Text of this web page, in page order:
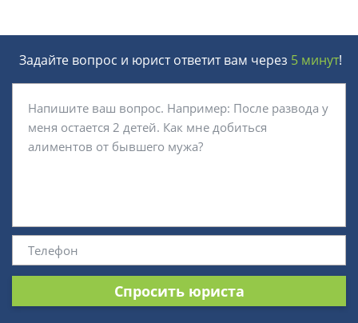
Задайте вопрос и юрист ответит вам через 5 минут!
Спросить юриста